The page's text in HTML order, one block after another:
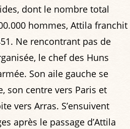
dont le nombre total
hommes, Attila franchit
Ne rencontrant pas de
le chef des Huns
Son aile gauche se
son centre vers Paris et
vers Arras. S’ensuivent
après le passage d’Attila